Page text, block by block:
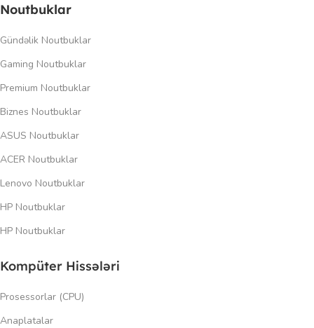
Noutbuklar
Gündəlik Noutbuklar
Gaming Noutbuklar
Premium Noutbuklar
Biznes Noutbuklar
ASUS Noutbuklar
ACER Noutbuklar
Lenovo Noutbuklar
HP Noutbuklar
HP Noutbuklar
Kompüter Hissələri
Prosessorlar (CPU)
Anaplatalar